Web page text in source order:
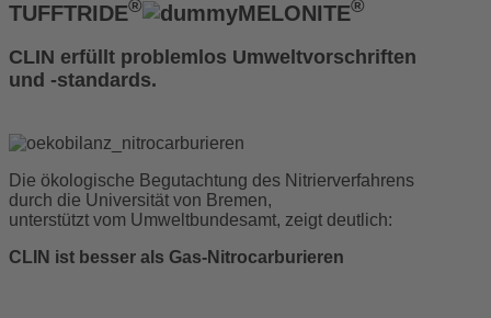
TUFFTRIDE® MELONITE®
CLIN erfüllt problemlos Umweltvorschriften
und -standards.
Die ökologische Begutachtung des Nitrierverfahrens
durch die Universität von Bremen,
unterstützt vom Umweltbundesamt, zeigt deutlich:
CLIN ist besser als Gas-Nitrocarburieren